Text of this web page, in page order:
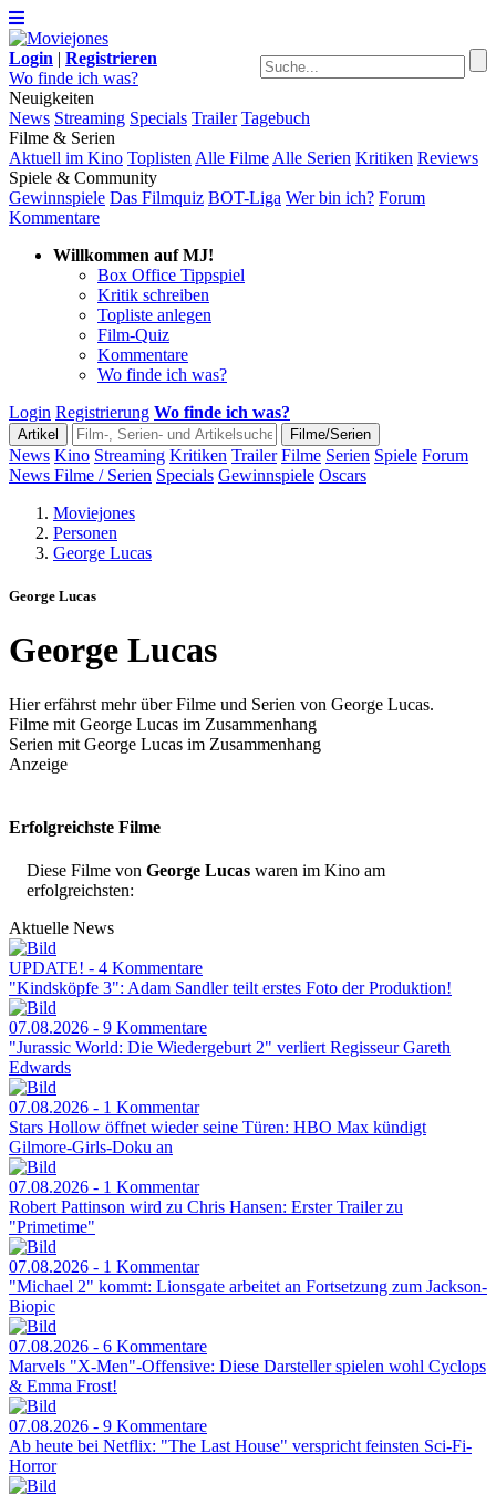
Login | Registrieren
Wo finde ich was?
Neuigkeiten
News Streaming Specials Trailer Tagebuch
Filme & Serien
Aktuell im Kino Toplisten Alle Filme Alle Serien Kritiken Reviews
Spiele & Community
Gewinnspiele Das Filmquiz BOT-Liga Wer bin ich? Forum
Kommentare
Willkommen auf MJ!
Box Office Tippspiel
Kritik schreiben
Topliste anlegen
Film-Quiz
Kommentare
Wo finde ich was?
Login Registrierung Wo finde ich was?
News Kino Streaming Kritiken Trailer Filme Serien Spiele Forum
News Filme / Serien Specials Gewinnspiele Oscars
Moviejones
Personen
George Lucas
George Lucas
George Lucas
Hier erfährst mehr über Filme und Serien von George Lucas.
Filme mit George Lucas im Zusammenhang
Serien mit George Lucas im Zusammenhang
Anzeige
Erfolgreichste Filme
Diese Filme von George Lucas waren im Kino am
erfolgreichsten:
Aktuelle News
UPDATE! - 4 Kommentare
"Kindsköpfe 3": Adam Sandler teilt erstes Foto der Produktion!
07.08.2026 - 9 Kommentare
"Jurassic World: Die Wiedergeburt 2" verliert Regisseur Gareth
Edwards
07.08.2026 - 1 Kommentar
Stars Hollow öffnet wieder seine Türen: HBO Max kündigt
Gilmore-Girls-Doku an
07.08.2026 - 1 Kommentar
Robert Pattinson wird zu Chris Hansen: Erster Trailer zu
"Primetime"
07.08.2026 - 1 Kommentar
"Michael 2" kommt: Lionsgate arbeitet an Fortsetzung zum Jackson-
Biopic
07.08.2026 - 6 Kommentare
Marvels "X-Men"-Offensive: Diese Darsteller spielen wohl Cyclops
& Emma Frost!
07.08.2026 - 9 Kommentare
Ab heute bei Netflix: "The Last House" verspricht feinsten Sci-Fi-
Horror